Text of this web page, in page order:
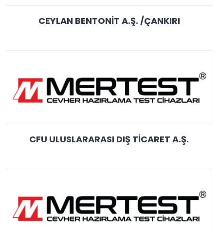
CEYLAN BENTONİT A.Ş. /ÇANKIRI
CFU ULUSLARARASI DIŞ TİCARET A.Ş.